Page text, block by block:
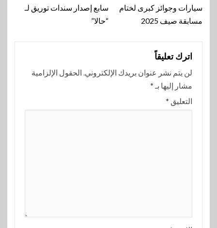
سابع إصدار سندات توريق لـ
“حالا”
سيارات وجوائز كبرى لختام
مسابقة صيف 2025
اترك تعليقاً
لن يتم نشر عنوان بريدك الإلكتروني. الحقول الإلزامية
مشار إليها بـ *
التعليق *